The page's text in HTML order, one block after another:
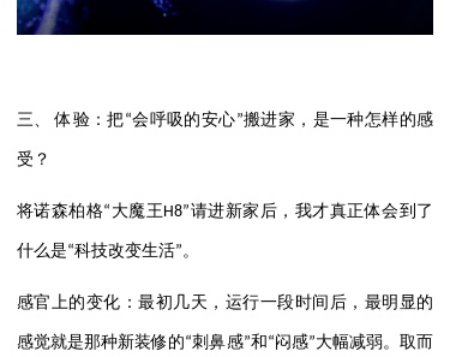
三、 体验：把“会呼吸的安心”搬进家，是一种怎样的感
受？
将诺森柏格“大魔王H8”请进新家后，我才真正体会到了
什么是“科技改变生活”。
感官上的变化：最初几天，运行一段时间后，最明显的
感觉就是那种新装修的“刺鼻感”和“闷感”大幅减弱。取而